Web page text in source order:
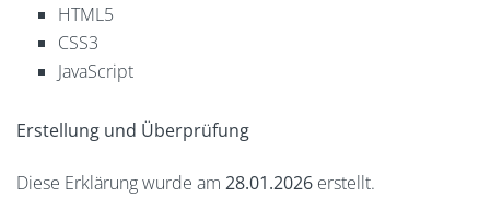
HTML5
CSS3
JavaScript
Erstellung und Überprüfung
Diese Erklärung wurde am 28.01.2026 erstellt.